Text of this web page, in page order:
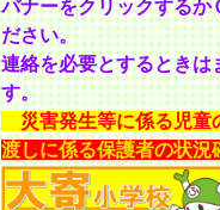
バナーをクリックするか
ださい。
連絡を必要とするときは
す。
災害発生等に係る児
渡しに係る保護者の状況